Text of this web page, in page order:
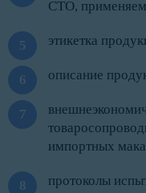
СТО,
этикетка
описание
импортных
протоколы